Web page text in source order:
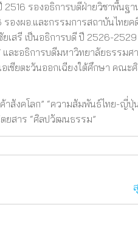
2516 รองอธิการบดีฝ่ายวิชาพื้นฐ
องผอ.และกรรมการสถาบันไทยค
สรี เป็นอธิการบดี ปี 2526-2529
ละอธิการบดีมหาวิทยาลัยธรรมศ
เชียตะวันออกเฉียงใต้ศึกษา คณะ
าสังคโลก” “ความสัมพันธ์ไทย-ญี่ปุ่
ยสาร “ศิลปวัฒนธรรม”